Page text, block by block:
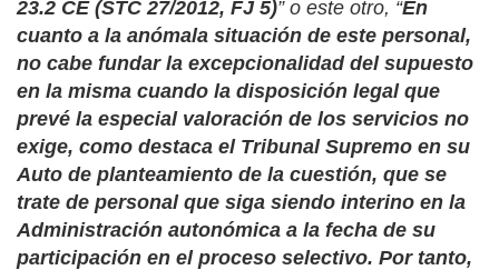
23.2 CE (STC 27/2012, FJ 5)” o este otro, “En
cuanto a la anómala situación de este personal,
no cabe fundar la excepcionalidad del supuesto
en la misma cuando la disposición legal que
prevé la especial valoración de los servicios no
exige, como destaca el Tribunal Supremo en su
Auto de planteamiento de la cuestión, que se
trate de personal que siga siendo interino en la
Administración autonómica a la fecha de su
participación en el proceso selectivo. Por tanto,